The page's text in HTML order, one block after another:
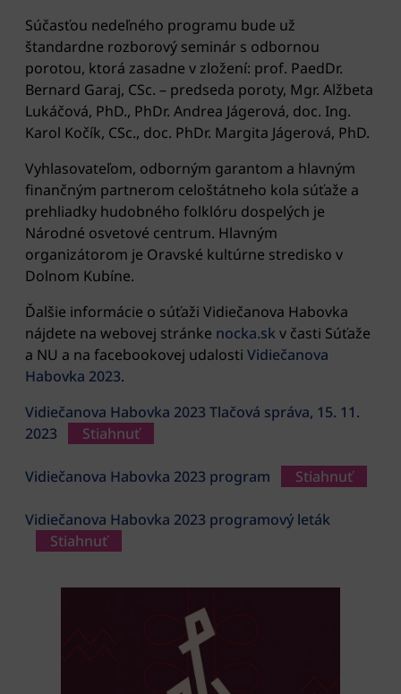
Súčasťou nedeľného programu bude už
štandardne rozborový seminár s odbornou
porotou, ktorá zasadne v zložení: prof. PaedDr.
Bernard Garaj, CSc. – predseda poroty, Mgr. Alžbeta
Lukáčová, PhD., PhDr. Andrea Jágerová, doc. Ing.
Karol Kočík, CSc., doc. PhDr. Margita Jágerová, PhD.
Vyhlasovateľom, odborným garantom a hlavným
finančným partnerom celoštátneho kola súťaže a
prehliadky hudobného folklóru dospelých je
Národné osvetové centrum. Hlavným
organizátorom je Oravské kultúrne stredisko v
Dolnom Kubíne.
Ďalšie informácie o súťaži Vidiečanova Habovka
nájdete na webovej stránke nocka.skv časti Súťaže
a NU a na facebookovej udalosti Vidiečanova
Habovka 2023.
Vidiečanova Habovka 2023 Tlačová správa, 15. 11.
2023
Stiahnuť
Vidiečanova Habovka 2023 program Stiahnuť
Vidiečanova Habovka 2023 programový leták
Stiahnuť